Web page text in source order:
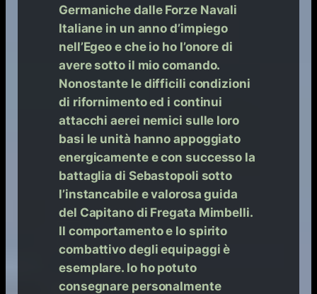
Germaniche dalle Forze Navali
Italiane in un anno d’impiego
nell’Egeo e che io ho l’onore di
avere sotto il mio comando.
Nonostante le difficili condizioni
di rifornimento ed i continui
attacchi aerei nemici sulle loro
basi le unità hanno appoggiato
energicamente e con successo la
battaglia di Sebastopoli sotto
l’instancabile e valorosa guida
del Capitano di Fregata Mimbelli.
Il comportamento e lo spirito
combattivo degli equipaggi è
esemplare. Io ho potuto
consegnare personalmente